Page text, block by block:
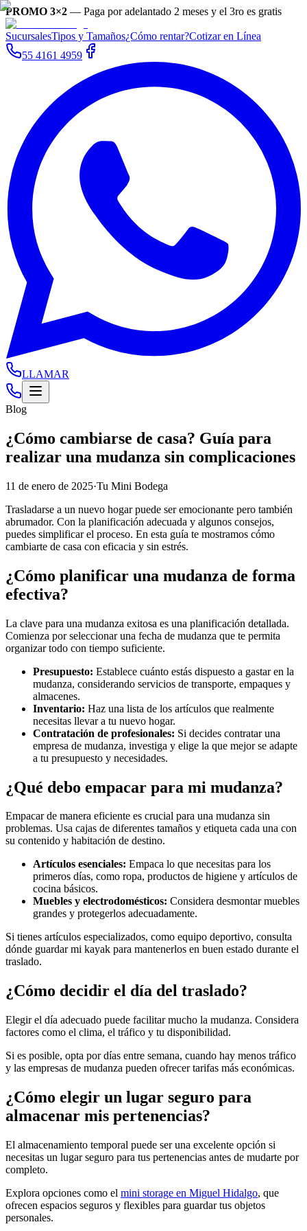
PROMO 3×2 — Paga por adelantado 2 meses y el 3ro es gratis
SucursalesTipos y Tamaños¿Cómo rentar?Cotizar en Línea
55 4161 4959
LLAMAR
Blog
¿Cómo cambiarse de casa? Guía para
realizar una mudanza sin complicaciones
11 de enero de 2025·Tu Mini Bodega
Trasladarse a un nuevo hogar puede ser emocionante pero también
abrumador. Con la planificación adecuada y algunos consejos,
puedes simplificar el proceso. En esta guía te mostramos cómo
cambiarte de casa con eficacia y sin estrés.
¿Cómo planificar una mudanza de forma
efectiva?
La clave para una mudanza exitosa es una planificación detallada.
Comienza por seleccionar una fecha de mudanza que te permita
organizar todo con tiempo suficiente.
Presupuesto: Establece cuánto estás dispuesto a gastar en la
mudanza, considerando servicios de transporte, empaques y
almacenes.
Inventario: Haz una lista de los artículos que realmente
necesitas llevar a tu nuevo hogar.
Contratación de profesionales: Si decides contratar una
empresa de mudanza, investiga y elige la que mejor se adapte
a tu presupuesto y necesidades.
¿Qué debo empacar para mi mudanza?
Empacar de manera eficiente es crucial para una mudanza sin
problemas. Usa cajas de diferentes tamaños y etiqueta cada una con
su contenido y habitación de destino.
Artículos esenciales: Empaca lo que necesitas para los
primeros días, como ropa, productos de higiene y artículos de
cocina básicos.
Muebles y electrodomésticos: Considera desmontar muebles
grandes y protegerlos adecuadamente.
Si tienes artículos especializados, como equipo deportivo, consulta
dónde guardar mi kayak para mantenerlos en buen estado durante el
traslado.
¿Cómo decidir el día del traslado?
Elegir el día adecuado puede facilitar mucho la mudanza. Considera
factores como el clima, el tráfico y tu disponibilidad.
Si es posible, opta por días entre semana, cuando hay menos tráfico
y las empresas de mudanza pueden ofrecer tarifas más económicas.
¿Cómo elegir un lugar seguro para
almacenar mis pertenencias?
El almacenamiento temporal puede ser una excelente opción si
necesitas un lugar seguro para tus pertenencias antes de mudarte por
completo.
Explora opciones como el mini storage en Miguel Hidalgo, que
ofrecen espacios seguros y flexibles para guardar tus objetos
personales.